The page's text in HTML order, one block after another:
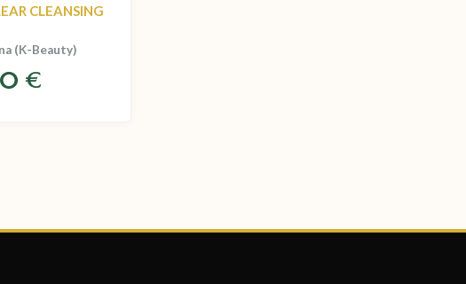
CLEANSING
(K-Beauty)
€